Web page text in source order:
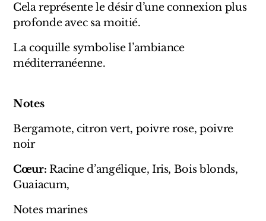
Cela représente le désir d’une connexion plus
profonde avec sa moitié.
La coquille symbolise l’ambiance
méditerranéenne.
Notes
Bergamote, citron vert, poivre rose, poivre
noir
Cœur: Racine d’angélique, Iris, Bois blonds,
Guaiacum,
Notes marines
Sensatio
Marques Italiennes
Profumum Roma
Marques Suisses
Créateur Olfactif Genève